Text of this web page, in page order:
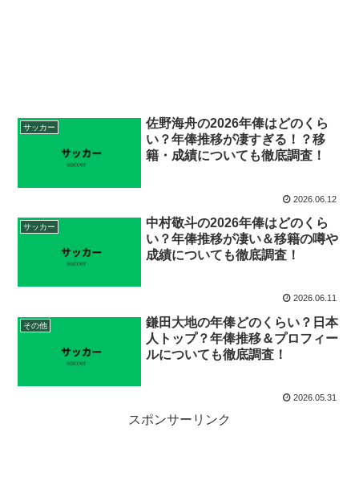
サッカー
佐野海舟の2026年俸はどのくら
い？年俸推移が凄すぎる！？移
籍・成績についても徹底調査！
2026.06.12
サッカー
中村敬斗の2026年俸はどのくら
い？年俸推移が凄い＆移籍の噂や
成績についても徹底調査！
2026.06.11
その他
鎌田大地の年俸どのくらい？日本
人トップ？年俸推移＆プロフィー
ルについても徹底調査！
2026.05.31
スポンサーリンク